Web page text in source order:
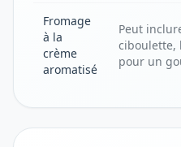
Fromage
à la
crème
aromatisé
Peut
ciboulette,
pour un